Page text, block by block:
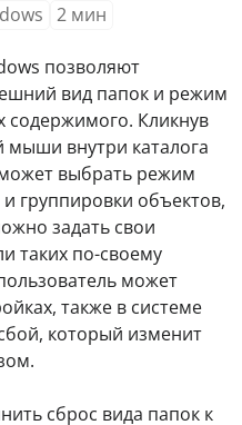
2 мин
позволяют
вид папок и режим
содержимого. Кликнув
мыши внутри каталога
выбрать режим
группировки объектов,
задать свои
таких по-своему
может
также в системе
который изменит
сброс вида папок к